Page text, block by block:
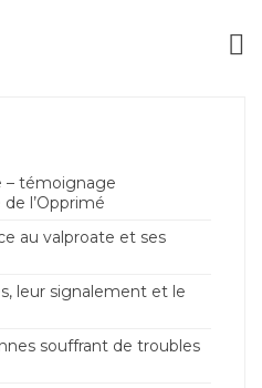
– témoignage
l’Opprimé
au valproate et ses
leur signalement et le
souffrant de troubles